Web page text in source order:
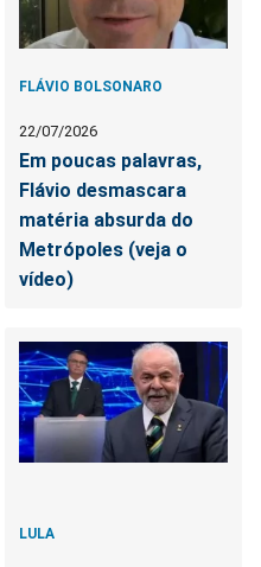
FLÁVIO BOLSONARO
22/07/2026
Em poucas palavras,
Flávio desmascara
matéria absurda do
Metrópoles (veja o
vídeo)
LULA